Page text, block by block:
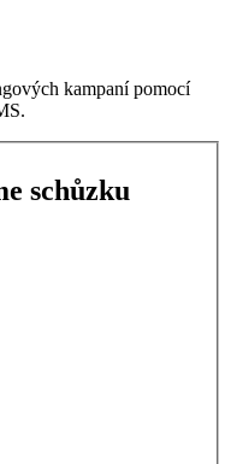
kampaní pomocí
schůzku